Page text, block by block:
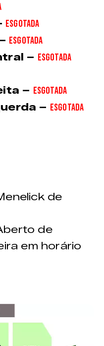
ESGOTADA
ESGOTADA
– ESGOTADA
– ESGOTADA
– ESGOTADA
de
de
em horário